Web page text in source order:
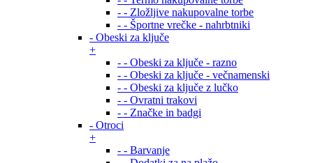
- - Zložljive nakupovalne torbe
- - Športne vrečke - nahrbtniki
- Obeski za ključe
+
- - Obeski za ključe - razno
- - Obeski za ključe - večnamenski
- - Obeski za ključe z lučko
- - Ovratni trakovi
- - Značke in badgi
- Otroci
+
- - Barvanje